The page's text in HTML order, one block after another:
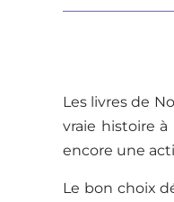
Les livres de
vraie histoire à
encore une
Le bon choix